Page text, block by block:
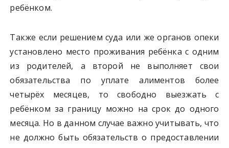
ребёнком.
Также если решением суда или же органов опеки
установлено место проживания ребёнка с одним
из родителей, а второй не выполняет свои
обязательства по уплате алиментов более
четырёх месяцев, то свободно выезжать с
ребёнком за границу можно на срок до одного
месяца. Но в данном случае важно учитывать, что
не должно быть обязательств о предоставлении